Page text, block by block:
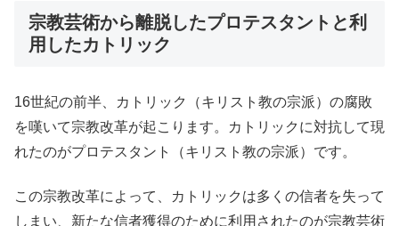
宗教芸術から離脱したプロテスタントと利
用したカトリック
16世紀の前半、カトリック（キリスト教の宗派）の腐敗
を嘆いて宗教改革が起こります。カトリックに対抗して現
れたのがプロテスタント（キリスト教の宗派）です。
この宗教改革によって、カトリックは多くの信者を失って
しまい、新たな信者獲得のために利用されたのが宗教芸術